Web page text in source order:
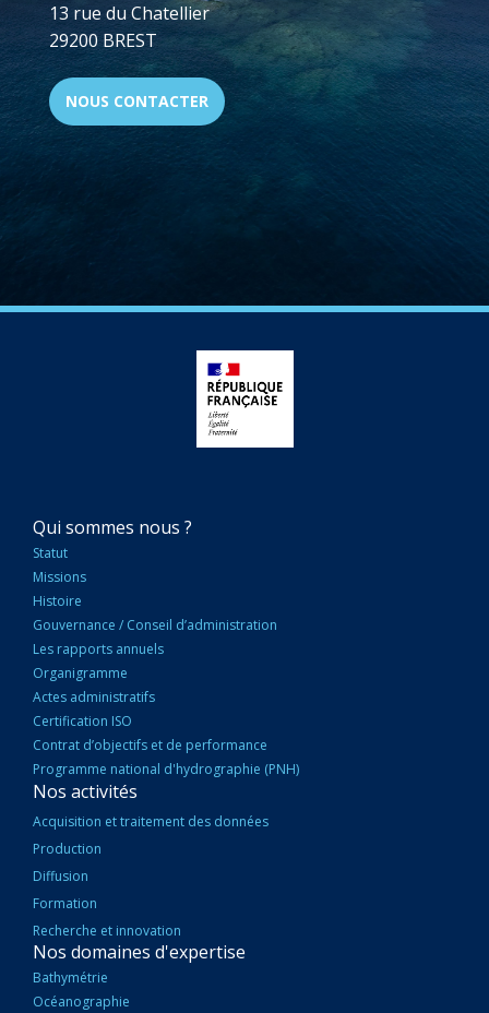
13 rue du Chatellier
29200 BREST
NOUS CONTACTER
NAVIGATION
PRINCIPALE
Qui sommes nous ?
Statut
Missions
Histoire
Gouvernance / Conseil d’administration
Les rapports annuels
Organigramme
Actes administratifs
Certification ISO
Contrat d’objectifs et de performance
Programme national d'hydrographie (PNH)
Nos activités
Acquisition et traitement des données
Production
Diffusion
Formation
Recherche et innovation
Nos domaines d'expertise
Bathymétrie
Océanographie